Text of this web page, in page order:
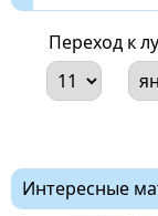
Переход к
Интересные